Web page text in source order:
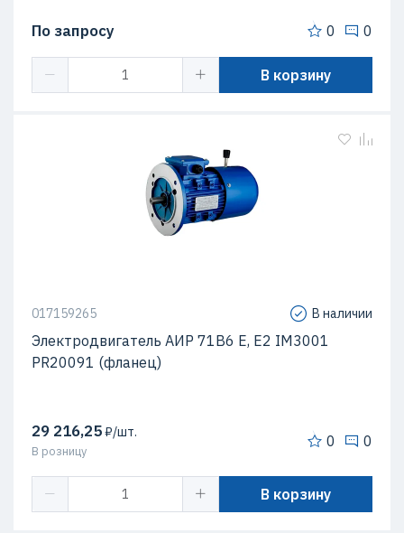
По запросу 0 0
В корзину
017159265 В наличии
Электродвигатель АИР 71В6 Е, Е2 IM3001
PR20091 (фланец)
29 216,25₽/шт.
В розницу
0 0
В корзину